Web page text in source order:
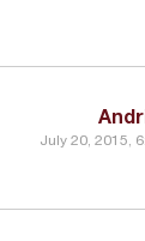
July 20, 2015,